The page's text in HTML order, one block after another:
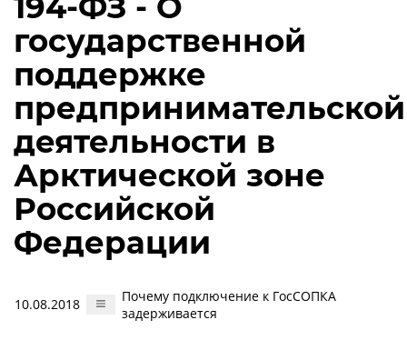
государственной
поддержке
предпринимательской
деятельности в
Арктической зоне
Российской
Федерации
10.08.2018
Почему подключение к ГосСОПКА
задерживается